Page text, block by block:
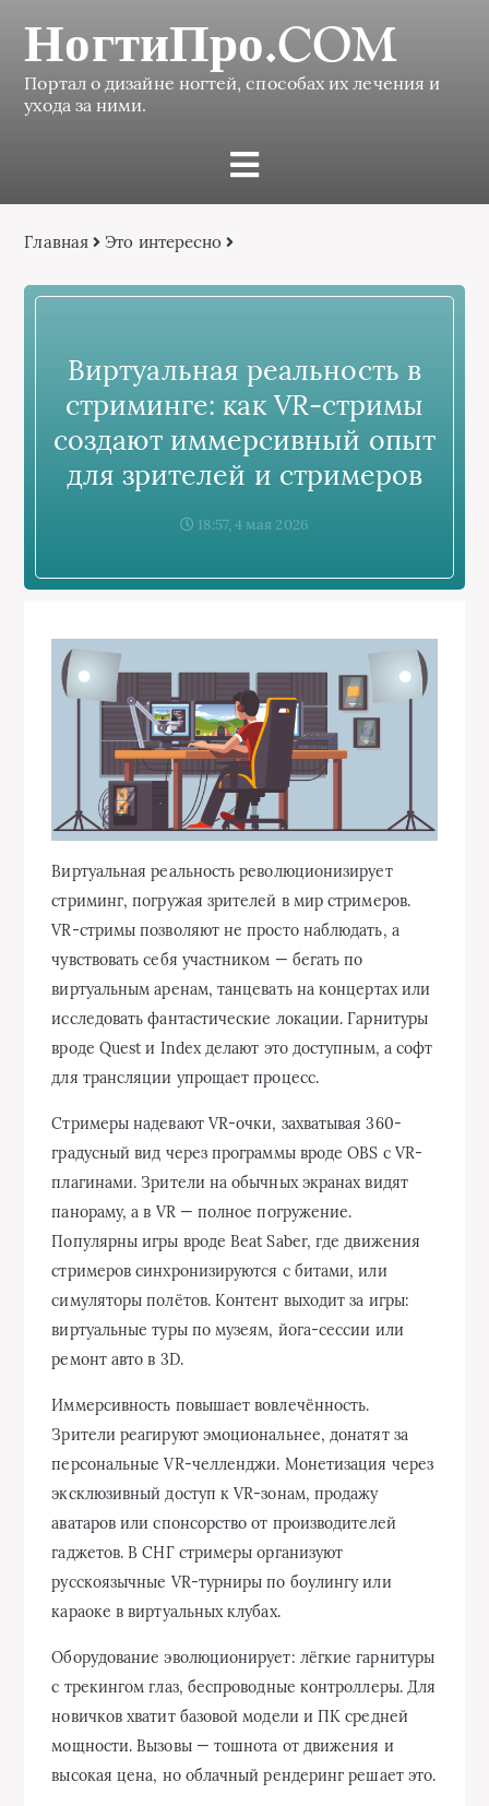
НогтиПро.COM
Портал о дизайне ногтей, способах их лечения и
ухода за ними.
Главная Это интересно
Виртуальная реальность в
стриминге: как VR-стримы
создают иммерсивный опыт
для зрителей и стримеров
18:57, 4 мая 2026
Виртуальная реальность революционизирует
стриминг, погружая зрителей в мир стримеров.
VR-стримы позволяют не просто наблюдать, а
чувствовать себя участником — бегать по
виртуальным аренам, танцевать на концертах или
исследовать фантастические локации. Гарнитуры
вроде Quest и Index делают это доступным, а софт
для трансляции упрощает процесс.
Стримеры надевают VR-очки, захватывая 360-
градусный вид через программы вроде OBS с VR-
плагинами. Зрители на обычных экранах видят
панораму, а в VR — полное погружение.
Популярны игры вроде Beat Saber, где движения
стримеров синхронизируются с битами, или
симуляторы полётов. Контент выходит за игры:
виртуальные туры по музеям, йога-сессии или
ремонт авто в 3D.
Иммерсивность повышает вовлечённость.
Зрители реагируют эмоциональнее, донатят за
персональные VR-челленджи. Монетизация через
эксклюзивный доступ к VR-зонам, продажу
аватаров или спонсорство от производителей
гаджетов. В СНГ стримеры организуют
русскоязычные VR-турниры по боулингу или
караоке в виртуальных клубах.
Оборудование эволюционирует: лёгкие гарнитуры
с трекингом глаз, беспроводные контроллеры. Для
новичков хватит базовой модели и ПК средней
мощности. Вызовы — тошнота от движения и
высокая цена, но облачный рендеринг решает это.